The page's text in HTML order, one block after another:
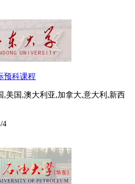
预科课程
,美国,澳大利亚,加拿大,意大利,新西
4